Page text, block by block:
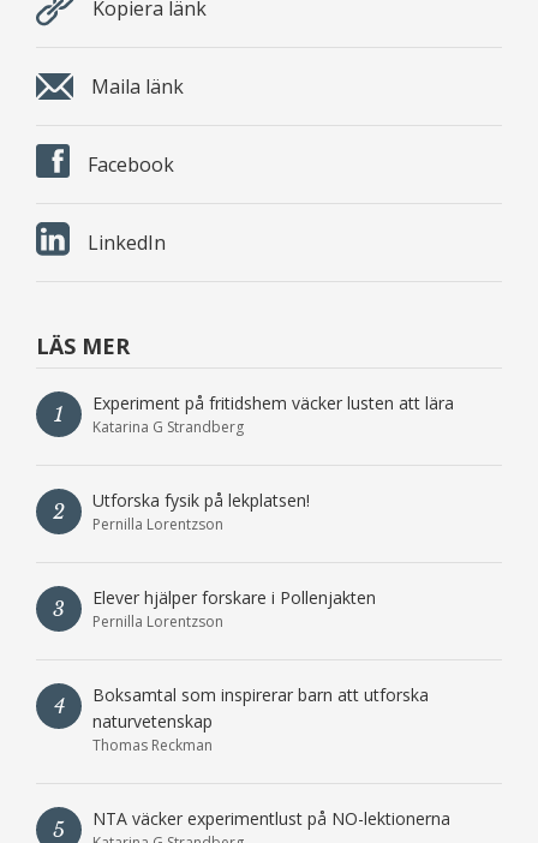
Kopiera länk
Maila länk
Facebook
LinkedIn
LÄS MER
1 Experiment på fritidshem väcker lusten att lära
Katarina G Strandberg
2 Utforska fysik på lekplatsen!
Pernilla Lorentzson
3 Elever hjälper forskare i Pollenjakten
Pernilla Lorentzson
4
Boksamtal som inspirerar barn att utforska
naturvetenskap
Thomas Reckman
5 NTA väcker experimentlust på NO-lektionerna